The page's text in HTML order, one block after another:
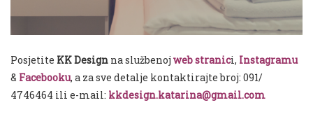
Posjetite KK Design na službenoj web stranici, Instagramu
& Facebooku, a za sve detalje kontaktirajte broj: 091/
4746464 ili e-mail: kkdesign.katarina@gmail.com